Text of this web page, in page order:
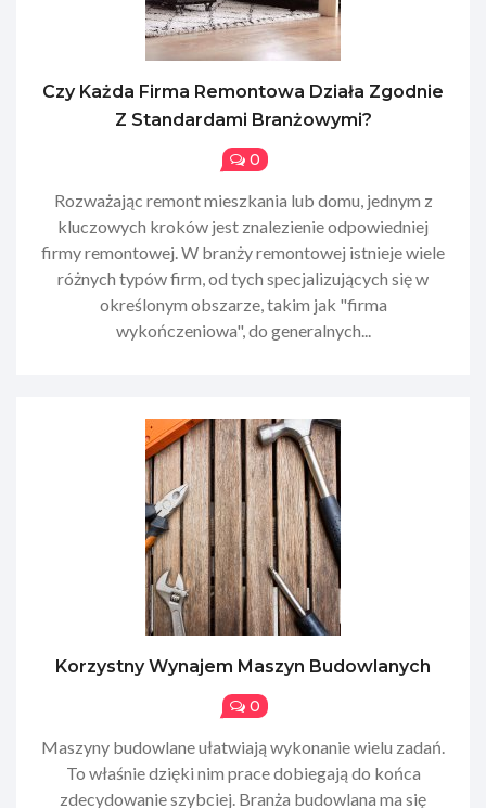
Czy Każda Firma Remontowa Działa Zgodnie
Z Standardami Branżowymi?
0
Rozważając remont mieszkania lub domu, jednym z
kluczowych kroków jest znalezienie odpowiedniej
firmy remontowej. W branży remontowej istnieje wiele
różnych typów firm, od tych specjalizujących się w
określonym obszarze, takim jak "firma
wykończeniowa", do generalnych...
Korzystny Wynajem Maszyn Budowlanych
0
Maszyny budowlane ułatwiają wykonanie wielu zadań.
To właśnie dzięki nim prace dobiegają do końca
zdecydowanie szybciej. Branża budowlana ma się